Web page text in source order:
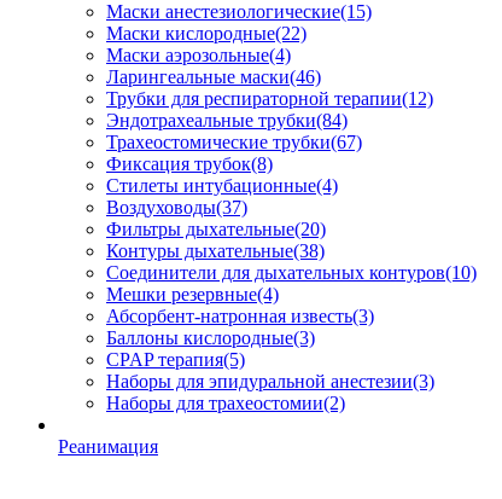
Маски анестезиологические(15)
Маски кислородные(22)
Маски аэрозольные(4)
Ларингеальные маски(46)
Трубки для респираторной терапии(12)
Эндотрахеальные трубки(84)
Трахеостомические трубки(67)
Фиксация трубок(8)
Стилеты интубационные(4)
Воздуховоды(37)
Фильтры дыхательные(20)
Контуры дыхательные(38)
Соединители для дыхательных контуров(10)
Мешки резервные(4)
Абсорбент-натронная известь(3)
Баллоны кислородные(3)
CPAP терапия(5)
Наборы для эпидуральной анестезии(3)
Наборы для трахеостомии(2)
Реанимация